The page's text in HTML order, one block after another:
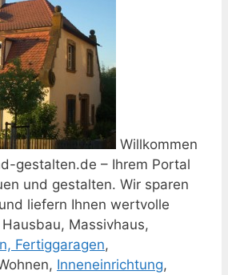
Willkommen
gestalten.de – Ihrem Portal
und gestalten. Wir sparen
liefern Ihnen wertvolle
Massivhaus,
Fertiggaragen,
Inneneinrichtung,